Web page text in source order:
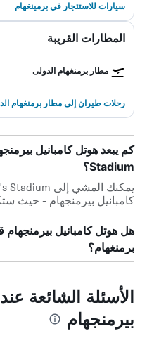
سيارات للاستئجار في برمينغهام
المطارات القريبة
مطار برمنغهام الدولى
رحلات طيران إلى مطار برمنغهام
Stadium؟
كامبانيل بيرمنجهام - حيث
هل هوتل كامبانيل بيرمنجهام
برمنغهام؟
الأسئلة الشائعة
بيرمنجهام